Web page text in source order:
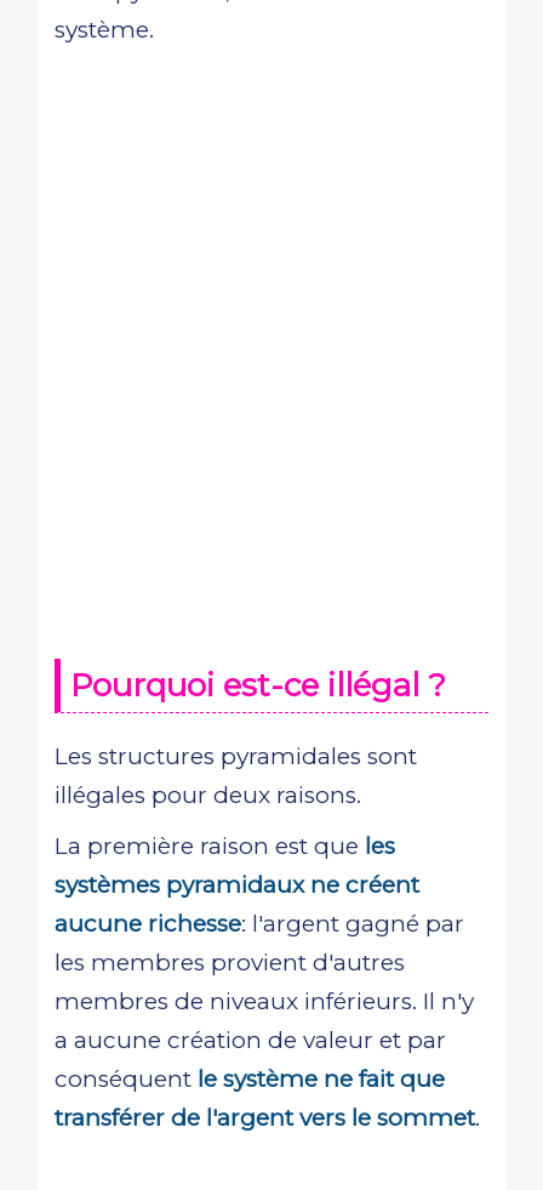
système.
Pourquoi est-ce illégal ?
Les structures pyramidales sont
illégales pour deux raisons.
La première raison est que les
systèmes pyramidaux ne créent
aucune richesse: l'argent gagné par
les membres provient d'autres
membres de niveaux inférieurs. Il n'y
a aucune création de valeur et par
conséquent le système ne fait que
transférer de l'argent vers le sommet.